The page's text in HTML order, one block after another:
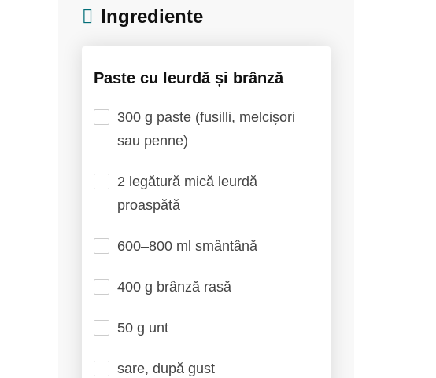
Ingrediente
Paste cu leurdă și brânză
300 g paste (fusilli, melcișori
sau penne)
2 legătură mică leurdă
proaspătă
600–800 ml smântână
400 g brânză rasă
50 g unt
sare, după gust